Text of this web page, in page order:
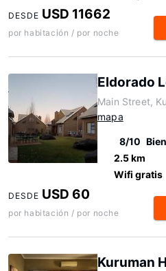
DESDE USD 11662
por habitación / por noche
Eldorado
Main Street,
mapa
8/10 Bien
2.5 km
Wifi gratis
DESDE USD 60
por habitación / por noche
Kuruman